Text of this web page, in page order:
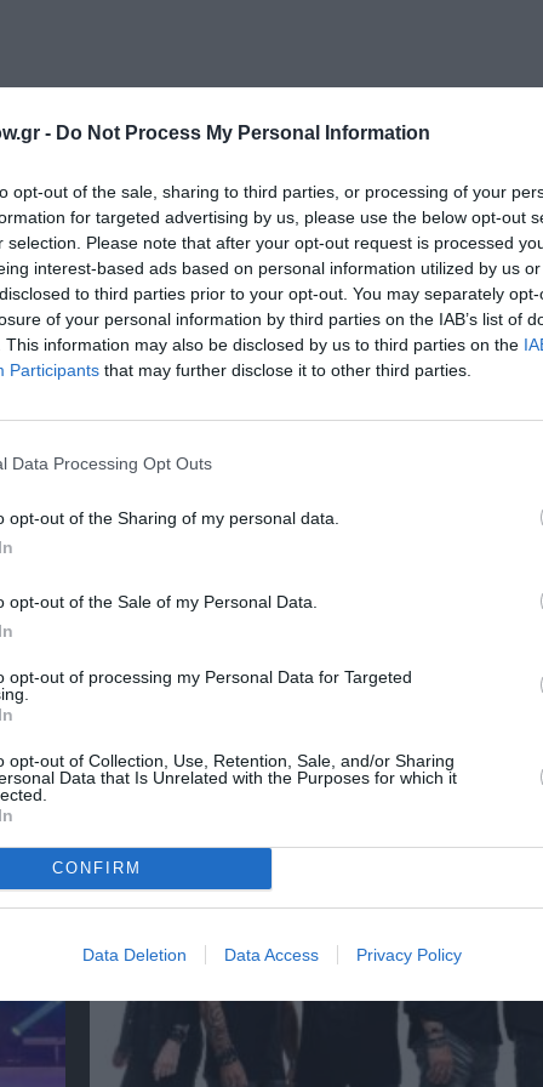
- Do Not Process My Personal Information
opt-out of the sale, sharing to third parties, or processing of your
for targeted advertising by us, please use the below opt-out
selection. Please note that after your opt-out request is processed
interest-based ads based on personal information utilized by us
to third parties prior to your opt-out. You may separately
of your personal information by third parties on the IAB’s list of
This information may also be disclosed by us to third parties on the
Participants that may further disclose it to other third parties.
Data Processing Opt Outs
opt-out of the Sharing of my personal data.
opt-out of the Sale of my Personal Data.
opt-out of processing my Personal Data for Targeted
opt-out of Collection, Use, Retention, Sale, and/or Sharing
Data that Is Unrelated with the Purposes for which it
CONFIRM
Data Deletion Data Access Privacy Policy
στοCulturenow.gr
και τον Πολιτισμό!
το Culturenow.gr
Άρθρα